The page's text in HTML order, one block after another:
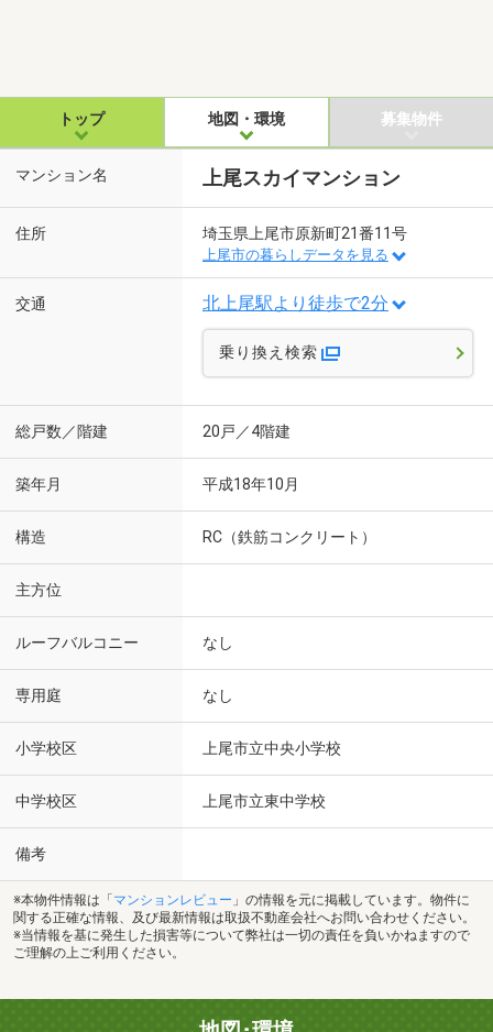
トップ 地図・環境 募集物件
マンション名 上尾スカイマンション
住所 埼玉県上尾市原新町21番11号
上尾市の暮らしデータを見る
交通 北上尾駅より徒歩で2分
乗り換え検索
総戸数／階建 20戸／4階建
築年月 平成18年10月
構造 RC（鉄筋コンクリート）
主方位
ルーフバルコニー なし
専用庭 なし
小学校区 上尾市立中央小学校
中学校区 上尾市立東中学校
備考
※本物件情報は「 マンションレビュー 」の情報を元に掲載しています。物件に
関する正確な情報、及び最新情報は取扱不動産会社へお問い合わせください。
※当情報を基に発生した損害等について弊社は一切の責任を負いかねますので
ご理解の上ご利用ください。